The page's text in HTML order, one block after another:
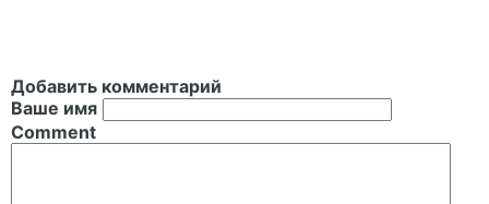
Добавить комментарий
Ваше имя
Comment